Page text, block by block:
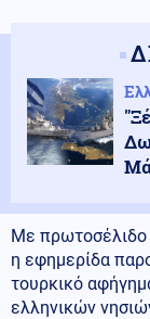
Mε πρωτοσέλιδο
η εφημερίδα
τουρκικό
ελληνικών